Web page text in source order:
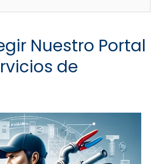
Nuestro Portal
de